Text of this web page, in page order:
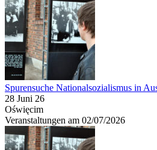
Spurensuche Nationalsozialismus in
28 Juni 26
Oświęcim
Veranstaltungen am 02/07/2026